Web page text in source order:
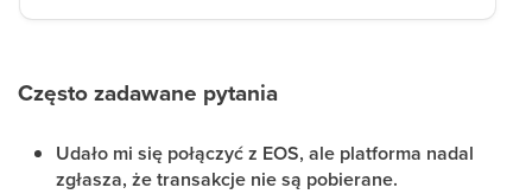
Często zadawane pytania
Udało mi się połączyć z EOS, ale platforma nadal
zgłasza, że transakcje nie są pobierane.